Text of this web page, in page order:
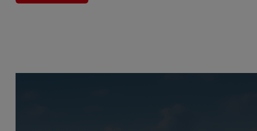
Link Opens in New Tab